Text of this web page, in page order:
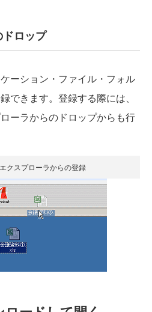
ロップ
ーション・ファイル・フォル
できます。登録する際には、
ーラからのドロップからも行
クスプローラからの登録